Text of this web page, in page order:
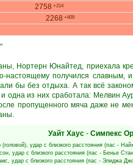
2758 +214
2268 +609
Нортерн Юнайтед, приехала
настоящему получился славным,
бы без отдыха. А так всё
одна из них сработала: Мелвин
пропущенного мяча даже не
Уайт Хаус - Симпекс
(головой), удар с близкого расстояния (пас -
, удар с близкого расстояния (пас - Бенье
, удар с близкого расстояния (пас - Элиджа